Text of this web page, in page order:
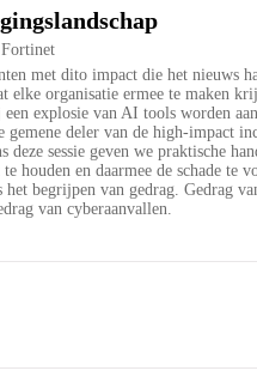
Fortinet
met dito impact die het nieuws
elke organisatie ermee te maken
explosie van AI tools worden
deler van de high-impact
sessie geven we praktische
en daarmee de schade te
begrijpen van gedrag. Gedrag
van cyberaanvallen.